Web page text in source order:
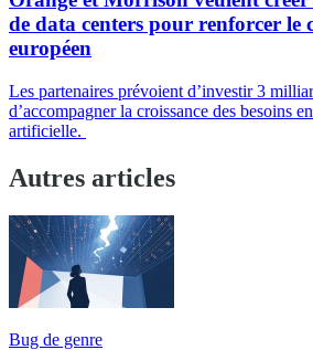
de data centers pour renforcer le
européen
Les partenaires prévoient d’investir 3
d’accompagner la croissance des besoins
artificielle.
Autres articles
Bug de genre